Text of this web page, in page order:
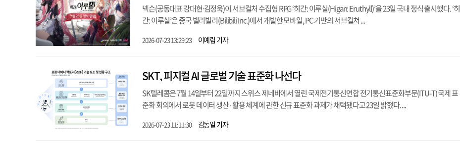
넥슨(공동대표 강대현∙김정욱)이 서브컬처 수집형 RPG ‘히간: 이루실(Higan: Eruthyll)’을 23일 국내 정식 출시했다. ‘히
간: 이루실’은 중국 빌리빌리(Bilibili Inc.)에서 개발한 모바일, PC 기반의 서브컬쳐 ...
2026-07-23 13:29:23 이예림 기자
SKT, 피지컬 AI 글로벌 기술 표준화 나선다
SK텔레콤은 7월 14일부터 22일까지 스위스 제네바에서 열린 국제전기통신연합 전기통신표준화부문(ITU-T) 국제 표
준화 회의에서 로봇 데이터 생산·활용 체계에 관한 신규 표준화 과제가 채택됐다고 23일 밝혔다. ...
2026-07-23 11:11:30 김동일 기자